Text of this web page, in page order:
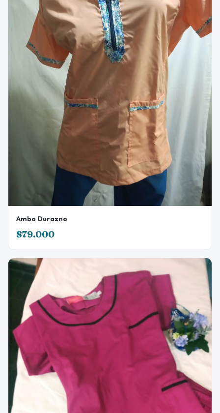
Ambo Durazno
$79.000